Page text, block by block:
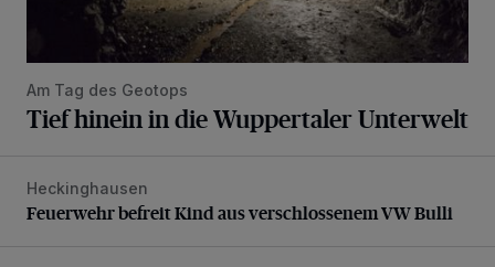
Am Tag des Geotops
Tief hinein in die Wuppertaler Unterwelt
Feuerwehr befreit Kind aus verschlossenem VW Bulli
Heckinghausen
Feuerwehr befreit Kind aus verschlossenem VW Bulli